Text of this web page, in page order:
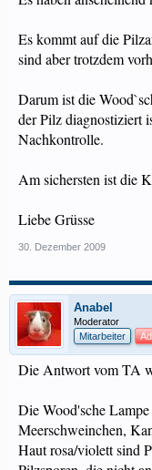
Es kommt auf die
sind aber trotzdem
Darum ist die
der Pilz diagnostiziert
Nachkontrolle.
Am sichersten ist die
Liebe Grüsse
30. Dezember 2009
Anabel
Moderator
Mitarbeiter
Die Antwort vom TA
Die Wood'sche
Meerschweinchen,
Haut rosa/violett sind